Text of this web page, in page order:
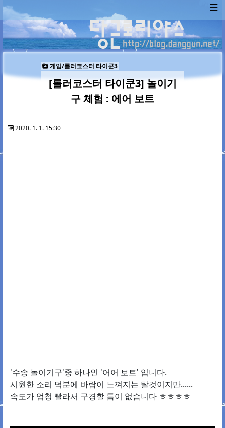
☰
게임/롤러코스터 타이쿤3
[롤러코스터 타이쿤3] 놀이기
구 체험 : 에어 보트
2020. 1. 1. 15:30
'수송 놀이기구'중 하나인 '어어 보트' 입니다.
시원한 소리 덕분에 바람이 느껴지는 탈것이지만......
속도가 엄청 빨라서 구경할 틈이 없습니다 ㅎㅎㅎㅎ